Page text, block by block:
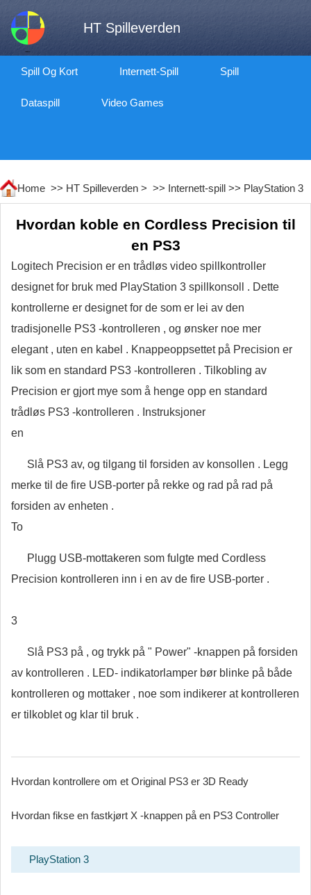
HT Spilleverden
Spill Og Kort Internett-Spill Spill
Dataspill Video Games
Home >> HT Spilleverden > >> Internett-spill >> PlayStation 3
Hvordan koble en Cordless Precision til
en PS3
Logitech Precision er en trådløs video spillkontroller
designet for bruk med PlayStation 3 spillkonsoll . Dette
kontrollerne er designet for de som er lei av den
tradisjonelle PS3 -kontrolleren , og ønsker noe mer
elegant , uten en kabel . Knappeoppsettet på Precision er
lik som en standard PS3 -kontrolleren . Tilkobling av
Precision er gjort mye som å henge opp en standard
trådløs PS3 -kontrolleren . Instruksjoner
en
Slå PS3 av, og tilgang til forsiden av konsollen . Legg
merke til de fire USB-porter på rekke og rad på rad på
forsiden av enheten .
To
Plugg USB-mottakeren som fulgte med Cordless
Precision kontrolleren inn i en av de fire USB-porter .
3
Slå PS3 på , og trykk på " Power" -knappen på forsiden
av kontrolleren . LED- indikatorlamper bør blinke på både
kontrolleren og mottaker , noe som indikerer at kontrolleren
er tilkoblet og klar til bruk .
Hvordan kontrollere om et Original PS3 er 3D Ready
Hvordan fikse en fastkjørt X -knappen på en PS3 Controller
PlayStation 3